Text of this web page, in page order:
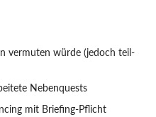
vermuten würde (jedoch teil-
Nebenquests
mit Briefing-Pflicht